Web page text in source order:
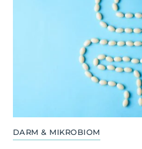
DARM & MIKROBIOM